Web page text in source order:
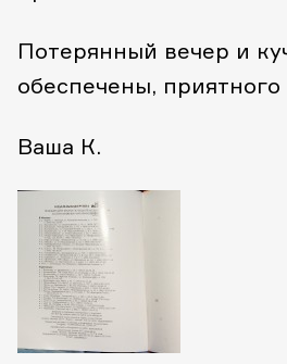
Потерянный вечер и
обеспечены, приятного
Ваша К.